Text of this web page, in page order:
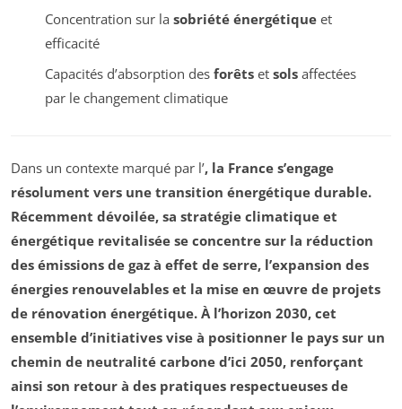
Concentration sur la sobriété énergétiqueet
efficacité
Capacités d’absorption des forêtset solsaffectées
par le changement climatique
Dans un contexte marqué par l’, la France s’engage
résolument vers une transition énergétique durable.
Récemment dévoilée, sa stratégie climatique et
énergétique revitalisée se concentre sur la réduction
des émissions de gaz à effet de serre, l’expansion des
énergies renouvelables et la mise en œuvre de projets
de rénovation énergétique. À l’horizon 2030, cet
ensemble d’initiatives vise à positionner le pays sur un
chemin de neutralité carbone d’ici 2050, renforçant
ainsi son retour à des pratiques respectueuses de